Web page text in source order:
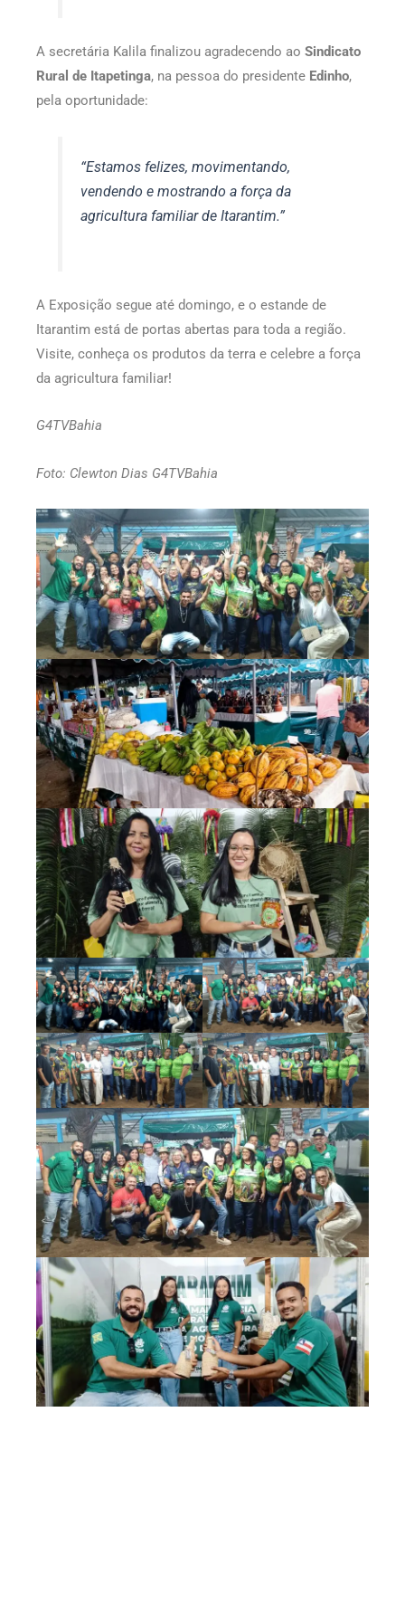
A secretária Kalila finalizou agradecendo ao Sindicato
Rural de Itapetinga, na pessoa do presidente Edinho,
pela oportunidade:
“Estamos felizes, movimentando,
vendendo e mostrando a força da
agricultura familiar de Itarantim.”
A Exposição segue até domingo, e o estande de
Itarantim está de portas abertas para toda a região.
Visite, conheça os produtos da terra e celebre a força
da agricultura familiar!
G4TVBahia
Foto: Clewton Dias G4TVBahia